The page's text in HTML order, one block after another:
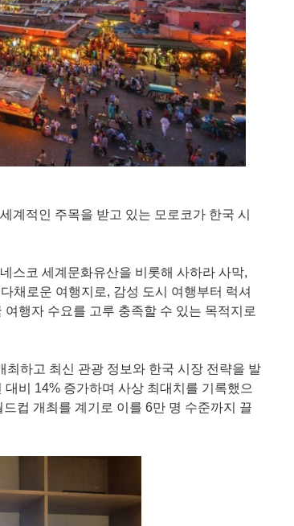
계적인 주목을 받고 있는 모로코가 한국 시
스코 세계문화유산을 비롯해 사하라 사막,
채로운 여행지로, 감성 도시 여행부터 럭셔
행자 수요를 고루 충족할 수 있는 목적지로
하고 최신 관광 정보와 한국 시장 전략을 발
비 14% 증가하며 사상 최대치를 기록했으
컵 개최를 계기로 이를 6만 명 수준까지 끌